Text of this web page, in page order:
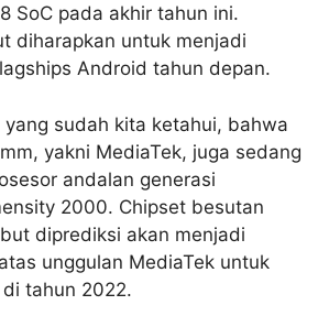
SoC pada akhir tahun ini.
diharapkan untuk menjadi
Android tahun depan.
sudah kita ketahui, bahwa
yakni MediaTek, juga sedang
andalan generasi
2000. Chipset besutan
diprediksi akan menjadi
unggulan MediaTek untuk
tahun 2022.